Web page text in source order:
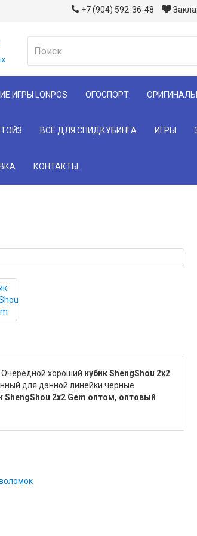
+7 (904) 592-36-48
ИГРЫ LONPOS ОГОСПОРТ
ВСЕ ДЛЯ СПИДКУБИНГА ИГРЫ
КОНТАКТЫ
хороший кубик ShengShou 2x2
для данной линейки черные
ShengShou 2x2 Gem оптом, оптовый